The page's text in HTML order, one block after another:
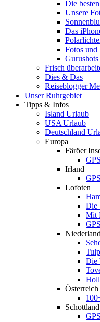
Die
Unsere
Das
Fotos
Frisch
Dies & Das
Reiseblogger
Unser Ruhrgebiet
Tipps & Infos
Island Urlaub
USA Urlaub
Deutschland
Europa
Färöer
Irland
Lofoten
Die
Mit
Die
Österreich
Schottland